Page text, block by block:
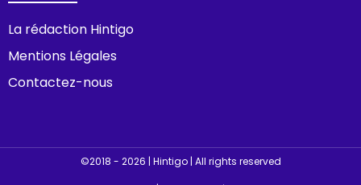
La rédaction Hintigo
Mentions Légales
Contactez-nous
©2018 - 2026 | Hintigo | All rights reserved